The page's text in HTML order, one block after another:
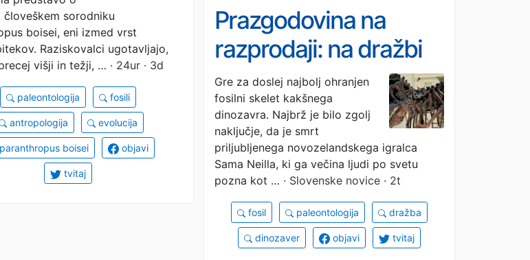
človeškem sorodniku
boisei, eni izmed vrst
Raziskovalci ugotavljajo,
višji in težji, … · 24ur · 3d
paleontologija fosili
antropologija evolucija
paranthropus boisei objavi
tvitaj
Prazgodovina na
razprodaji: na dražbi
prodajajo ostanke
tiranozavra Gusa
(FOTO)
Gre za doslej najbolj ohranjen
fosilni skelet kakšnega
dinozavra. Najbrž je bilo zgolj
naključje, da je smrt
priljubljenega novozelandskega igralca
Sama Neilla, ki ga večina ljudi po svetu
pozna kot … · Slovenske novice · 2t
fosil paleontologija dražba
dinozaver objavi tvitaj